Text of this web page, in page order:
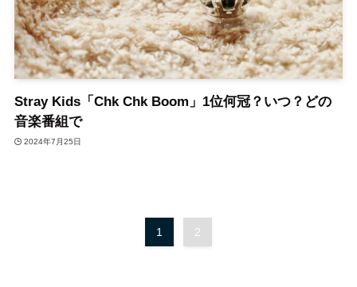
Stray Kids「Chk Chk Boom」1位何冠？いつ？どの
音楽番組で
2024年7月25日
1 2